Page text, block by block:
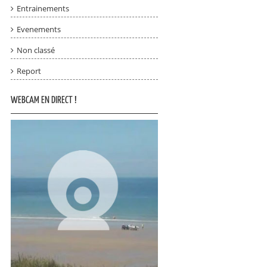
Entrainements
Evenements
Non classé
Report
WEBCAM EN DIRECT !